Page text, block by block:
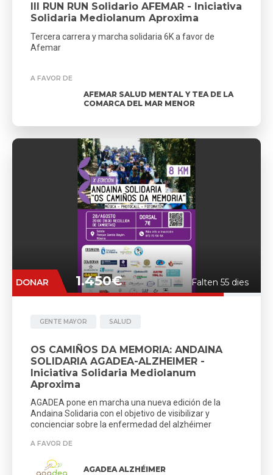
III RUN RUN Solidario AFEMAR - Iniciativa
Solidaria Mediolanum Aproxima
Tercera carrera y marcha solidaria 6K a favor de
Afemar
A FAVOR DE
AFEMAR SALUD MENTAL Y TEA DE LA
COMARCA DEL MAR MENOR
DONAR 1.450€ Falten 55 dies
GENTE MAYOR SALUD
OS CAMIÑOS DA MEMORIA: ANDAINA
SOLIDARIA AGADEA-ALZHEIMER -
Iniciativa Solidaria Mediolanum
Aproxima
AGADEA pone en marcha una nueva edición de la
Andaina Solidaria con el objetivo de visibilizar y
concienciar sobre la enfermedad del alzhéimer
A FAVOR DE
AGADEA ALZHÉIMER